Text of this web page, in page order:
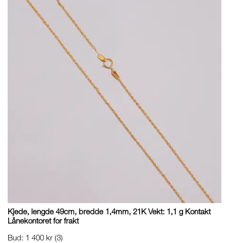
Kjede, lengde 49cm, bredde 1,4mm, 21K Vekt: 1,1 g Kontakt
Lånekontoret for frakt
Bud: 1 400 kr (3)